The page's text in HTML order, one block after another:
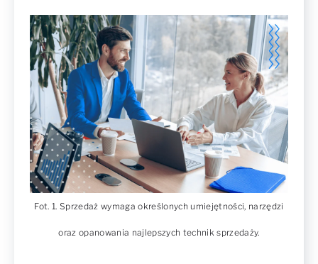
Fot. 1. Sprzedaż wymaga określonych umiejętności, narzędzi
oraz opanowania najlepszych technik sprzedaży.